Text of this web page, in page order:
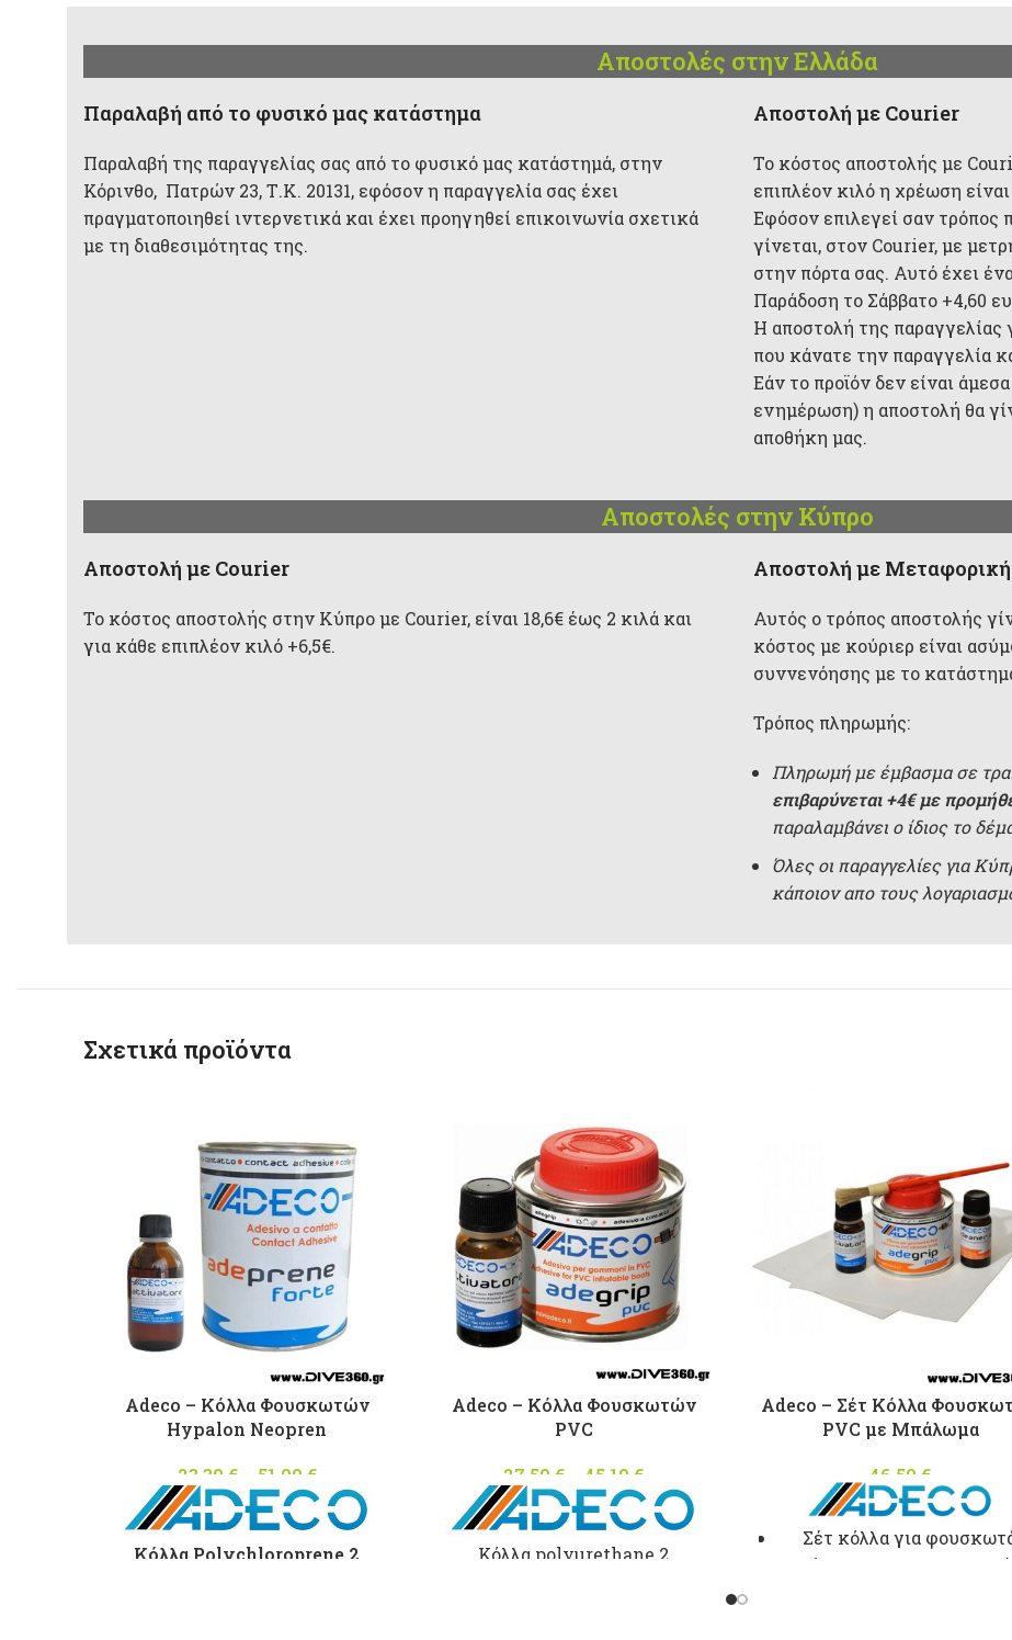
Αποστολές στην Ελλάδα
Παραλαβή από το φυσικό μας κατάστημα
Παραλαβή της παραγγελίας σας από το φυσικό μας κατάστημά, στην
Κόρινθο, Πατρών 23, Τ.Κ. 20131, εφόσον η παραγγελία σας έχει
πραγματοποιηθεί ιντερνετικά και έχει προηγηθεί επικοινωνία σχετικά
με τη διαθεσιμότητας της.
Αποστολή με Courier
Το κόστος αποστολής με
επιπλέον κιλό η χρέωση είναι
Εφόσον επιλεγεί σαν
γίνεται, στον Courier, με
στην πόρτα σας. Αυτό έχει
Παράδοση το Σάββατο +4,60
Η αποστολή της παραγγελίας
που κάνατε την παραγγελία
Εάν το προϊόν δεν είναι
ενημέρωση) η αποστολή θα
αποθήκη μας.
Αποστολές στην Κύπρο
Aποστολή με Courier
Το κόστος αποστολής στην Κύπρο με Courier, είναι 18,6€ έως 2 κιλά και
για κάθε επιπλέον κιλό +6,5€.
Αποστολή με Μεταφορική
Αυτός ο τρόπος αποστολής
κόστος με κούριερ είναι
συννενόησης με το
Τρόπος πληρωμής:
Πληρωμή με έμβασμα σε
επιβαρύνεται +4€ με
παραλαμβάνει ο ίδιος το
Όλες οι παραγγελίες για
κάποιον απο τους
Σχετικά προϊόντα
Adeco – Κόλλα Φουσκωτών
Hypalon Neopren
23,30 € 51,00 €
range:
23,30 €
through
Κόλλα Polychloroprene 2
Adeco – Κόλλα Φουσκωτών
PVC
27,50 € 45,10 €
range:
27,50 €
through
Κόλλα polyurethane 2
Adeco – Σέτ Κόλλα
PVC με Μπάλωμα
46,50 €
Σέτ κόλλα για
σκάφη απο PVC με